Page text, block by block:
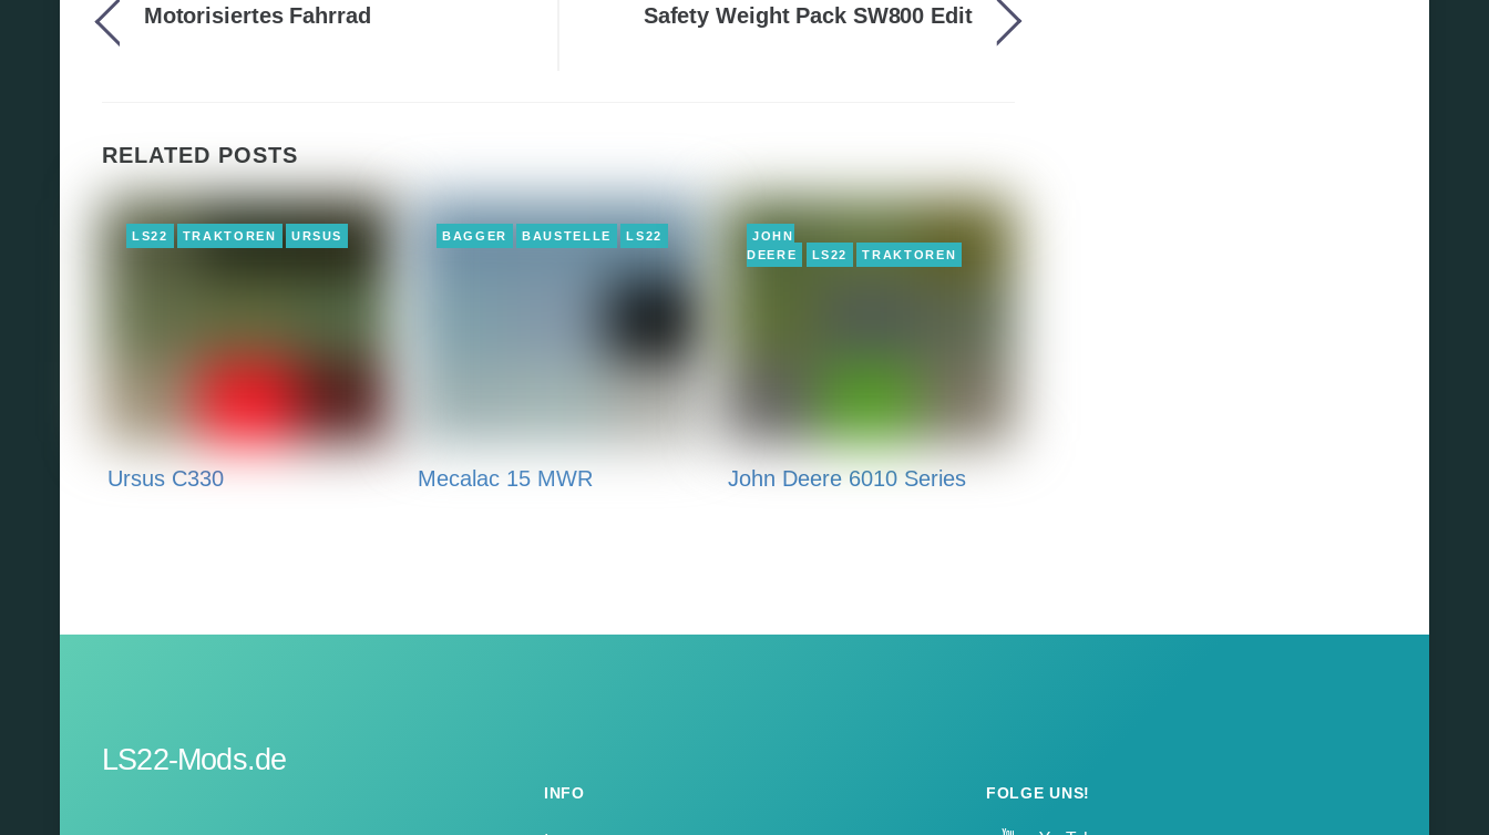
Motorisiertes Fahrrad Safety Weight Pack SW800 Edit
RELATED POSTS
LS22 TRAKTOREN URSUS
Ursus C330
BAGGER BAUSTELLE LS22
Mecalac 15 MWR
JOHN
DEERE
LS22 TRAKTOREN
John Deere 6010 Series
LS22-Mods.de
INFO FOLGE UNS!